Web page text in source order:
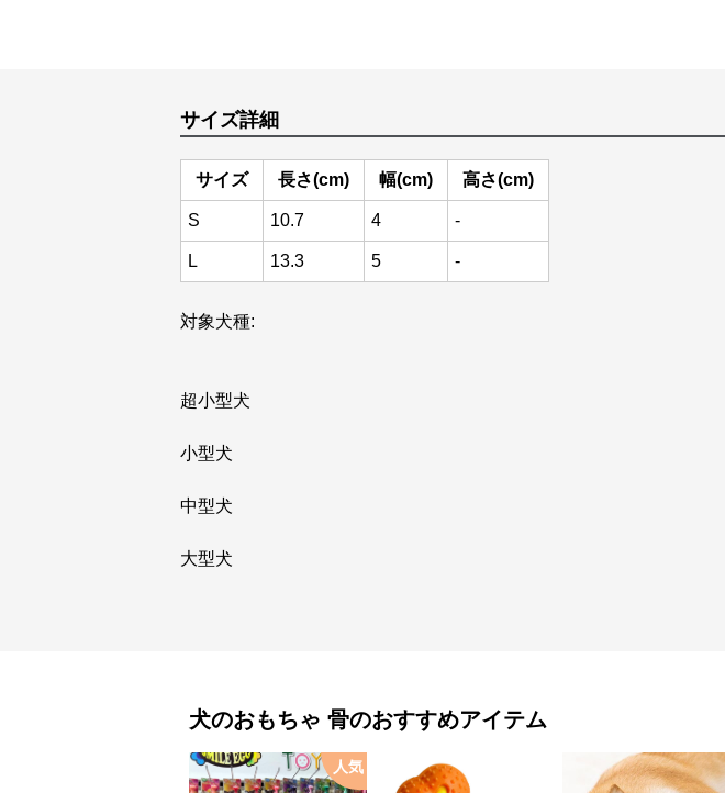
サイズ詳細
サイズ 長さ(cm) 幅(cm) 高さ(cm)
S 10.7 4 -
L 13.3 5 -
対象犬種:
超小型犬
小型犬
中型犬
大型犬
犬のおもちゃ 骨のおすすめアイテム
人気